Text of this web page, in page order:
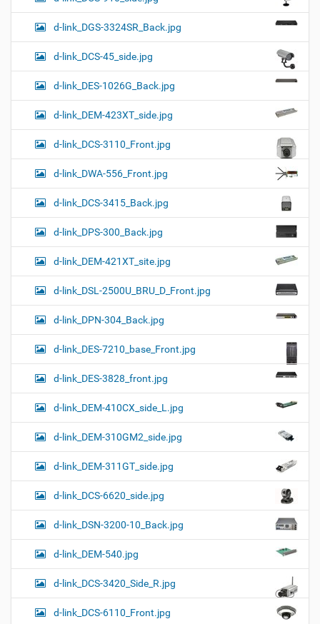
d-link_DGS-3324SR_Back.jpg
d-link_DCS-45_side.jpg
d-link_DES-1026G_Back.jpg
d-link_DEM-423XT_side.jpg
d-link_DCS-3110_Front.jpg
d-link_DWA-556_Front.jpg
d-link_DCS-3415_Back.jpg
d-link_DPS-300_Back.jpg
d-link_DEM-421XT_site.jpg
d-link_DSL-2500U_BRU_D_Front.jpg
d-link_DPN-304_Back.jpg
d-link_DES-7210_base_Front.jpg
d-link_DES-3828_front.jpg
d-link_DEM-410CX_side_L.jpg
d-link_DEM-310GM2_side.jpg
d-link_DEM-311GT_side.jpg
d-link_DCS-6620_side.jpg
d-link_DSN-3200-10_Back.jpg
d-link_DEM-540.jpg
d-link_DCS-3420_Side_R.jpg
d-link_DCS-6110_Front.jpg